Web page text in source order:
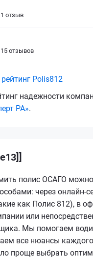
1 отзыв
15 отзывов
Polis812
надежности
РА».
полис ОСАГО
через онлайн-
как Полис 812), в
или
Мы помогаем
все нюансы
проще выбрать